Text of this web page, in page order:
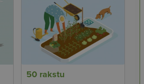
50 rakstu